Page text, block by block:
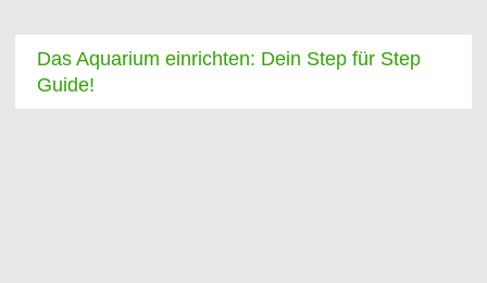
Das Aquarium einrichten: Dein Step für Step
Guide!